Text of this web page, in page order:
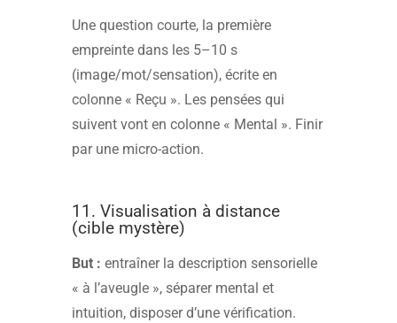
Une question courte, la première
empreinte dans les 5–10 s
(image/mot/sensation), écrite en
colonne « Reçu ». Les pensées qui
suivent vont en colonne « Mental ». Finir
par une micro-action.
11. Visualisation à distance
(cible mystère)
But : entraîner la description sensorielle
« à l’aveugle », séparer mental et
intuition, disposer d’une vérification.